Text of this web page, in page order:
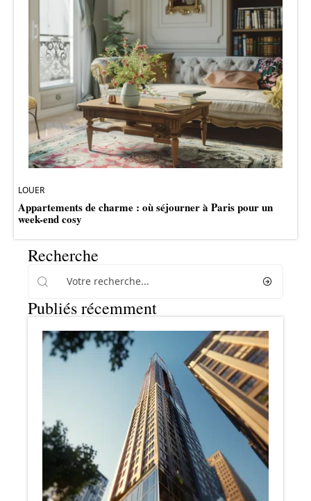
LOUER
Appartements de charme : où séjourner à Paris pour un
week-end cosy
Recherche
Publiés récemment